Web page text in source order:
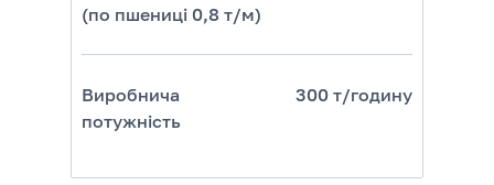
(по пшениці 0,8 т/м)
Виробнича
потужність
300 т/годину